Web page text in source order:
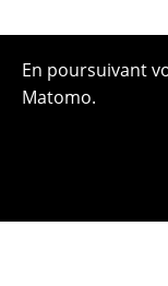
En poursuivant
Matomo.